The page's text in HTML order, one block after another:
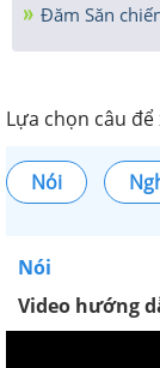
Đăm Săn
Lựa chọn câu
Nói
Nói
Video hướng